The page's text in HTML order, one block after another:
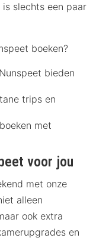
slechts een paar
boeken?
bieden
trips en
met
voor jou
met onze
alleen
ook extra
en